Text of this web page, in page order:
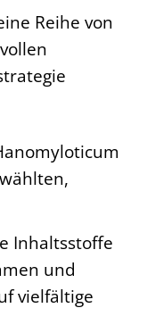
Reihe von
Inhaltsstoffe
und
vielfältige